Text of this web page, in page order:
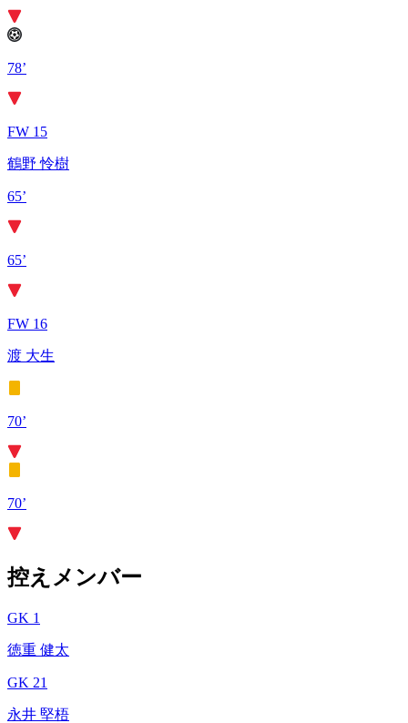
78’
FW 15
鶴野 怜樹
65’
65’
FW 16
渡 大生
70’
70’
控えメンバー
GK 1
徳重 健太
GK 21
永井 堅梧